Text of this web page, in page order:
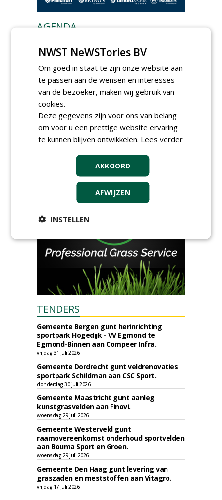
AGENDA
bijdragen aan uniform
kunstgrasvelden
woensdag 23 september 2026
t/m dinsdag 29 september 2026
Nationale Grasdag strijkt
van PEC Zwolle
woensdag 18 november 2026
Save the Date: Green Gala op
woensdag 2 december 2026
TENDERS
Gemeente Bergen gunt herinrichting
sportpark Hogedijk - VV Egmond te
Egmond-Binnen aan Compeer Infra.
vrijdag 31 juli 2026
Gemeente Dordrecht gunt veldrenovaties
sportpark Schildman aan CSC Sport.
donderdag 30 juli 2026
Gemeente Maastricht gunt aanleg
kunstgrasvelden aan Finovi.
woensdag 29 juli 2026
Gemeente Westerveld gunt
raamovereenkomst onderhoud sportvelden
aan Bouma Sport en Groen.
woensdag 29 juli 2026
Gemeente Den Haag gunt levering van
graszaden en meststoffen aan Vitagro.
vrijdag 17 juli 2026
NWST NeWSTories BV
Om goed in staat te zijn onze website aan
te passen aan de wensen en interesses
van de bezoeker, maken wij gebruik van
cookies.
Deze gegevens zijn voor ons van belang
om voor u een prettige website ervaring
te kunnen blijven ontwikkelen. Lees verder
AKKOORD
AFWIJZEN
INSTELLEN